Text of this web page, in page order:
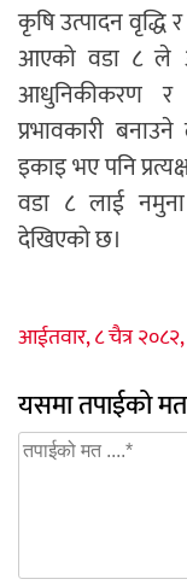
कृषि उत्पादन
आएको वडा ८ ले
आधुनिकीकरण र
प्रभावकारी
इकाइ भए पनि
वडा ८ लाई
देखिएको छ।
आईतवार, ८ चैत्र
यसमा तपाईको